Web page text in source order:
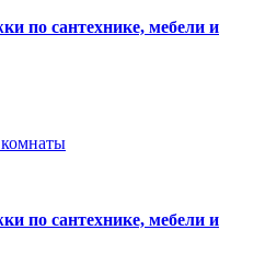
по сантехнике, мебели и
по сантехнике, мебели и